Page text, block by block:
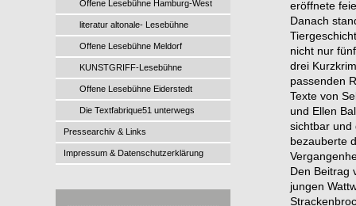
Offene Lesebühne Hamburg-West
literatur altonale- Lesebühne
Offene Lesebühne Meldorf
KUNSTGRIFF-Lesebühne
Offene Lesebühne Eiderstedt
Die Textfabrique51 unterwegs
Pressearchiv & Links
Impressum & Datenschutzerklärung
eröffnete
Danach
nicht nur
drei
passenden
Texte von
und Ellen
sichtbar und
bezauberte
Den Beitrag
jungen